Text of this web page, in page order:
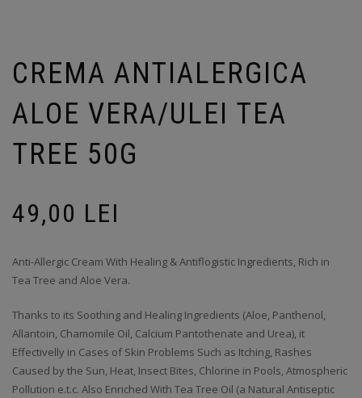
CREMA ANTIALERGICA
ALOE VERA/ULEI TEA
TREE 50G
49,00 LEI
Anti-Allergic Cream With Healing & Antiflogistic Ingredients, Rich in
Tea Tree and Aloe Vera.
Thanks to its Soothing and Healing Ingredients (Aloe, Panthenol,
Allantoin, Chamomile Oil, Calcium Pantothenate and Urea), it
Effectivelly in Cases of Skin Problems Such as Itching, Rashes
Caused by the Sun, Heat, Insect Bites, Chlorine in Pools, Atmospheric
Pollution e.t.c. Also Enriched With Tea Tree Oil (a Natural Antiseptic